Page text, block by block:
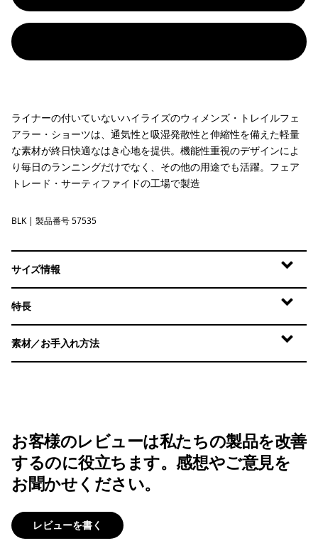
ライナーの付いていないハイライズのウィメンズ・トレイルフェ
アラー・ショーツは、通気性と吸湿発散性と伸縮性を備えた軽量
な素材が終日快適なはき心地を提供。機能性重視のデザインによ
り毎日のランニングだけでなく、その他の用途でも活躍。フェア
トレード・サーティファイドの工場で製造
Black
BLK | 製品番号 57535
サイズ情報
特長
素材／お手入れ方法
お客様のレビューは私たちの製品を改善
するのに役立ちます。感想やご意見を
お聞かせください。
レビューを書く